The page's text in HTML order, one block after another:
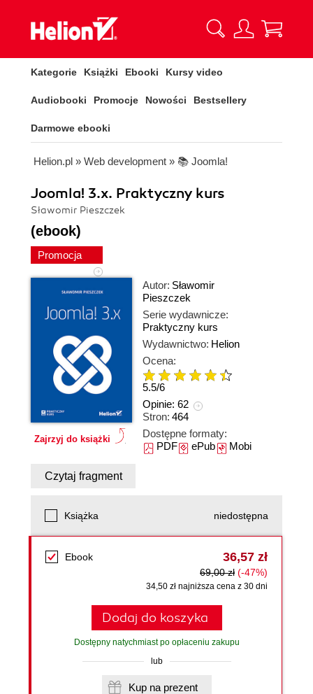
Kategorie Książki Ebooki Kursy video
Audiobooki Promocje Nowości Bestsellery
Darmowe ebooki
Helion.pl » Web development » 📚 Joomla!
Joomla! 3.x. Praktyczny kurs
Sławomir Pieszczek
(ebook)
Promocja
Zajrzyj do książki
Autor: Sławomir
Pieszczek
Serie wydawnicze:
Praktyczny kurs
Wydawnictwo: Helion
Ocena:
5.5/6
Opinie: 62
Stron: 464
Dostępne formaty:
PDFePubMobi
Czytaj fragment
Książka niedostępna
Ebook 36,57 zł
69,00 zł (-47%)
34,50 zł najniższa cena z 30 dni
Dodaj do koszyka
Dostępny natychmiast po opłaceniu zakupu
lub
Kup na prezent